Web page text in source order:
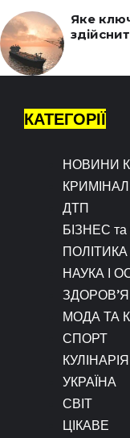
Яке
КАТЕГОРІЇ
НОВИНИ
КРИМІНАЛ
ДТП
БІЗНЕС
НАУКА І
МОДА ТА
СПОРТ
КУЛІНАРІЯ
УКРАЇНА
СВІТ
ЦІКАВЕ